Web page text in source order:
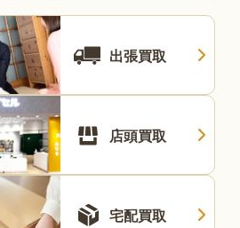
出張買取
店頭買取
宅配買取